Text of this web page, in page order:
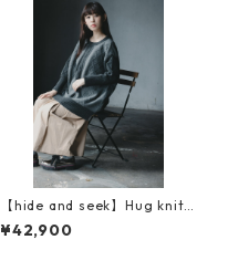
【hide and seek】Hug knit
(ハグニット）
¥42,900